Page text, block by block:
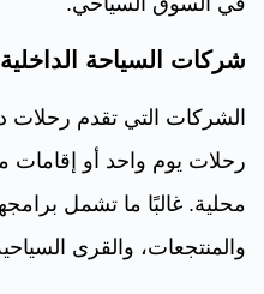
شركات السياحة الداخلية
الشركات التي تقدم رحلات
رحلات يوم واحد أو
محلية. غالبًا ما تشمل
والمنتجعات، والقرى